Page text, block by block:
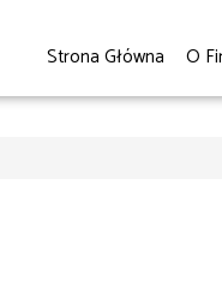
Strona Główna O